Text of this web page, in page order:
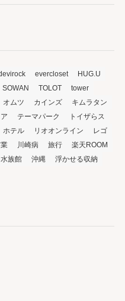
evercloset
HUG.U
SOWAN TOLOT
tower
オムツ カインズ
キムラタン
テーマパーク
トイザらス
ホテル リオオンライン
レゴ
川崎病 旅行
楽天ROOM
水族館 沖縄
浮かせる収納